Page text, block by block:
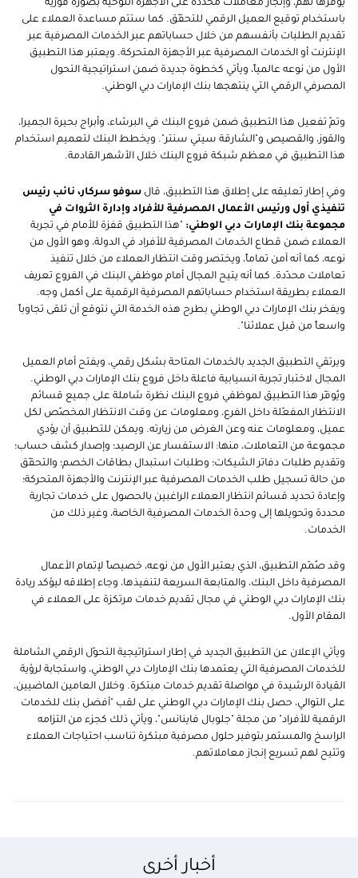
يوفرها لهم، وإنجاز معاملات محدّدة على الأجهزة اللوحية بصورة فورية
باستخدام توقيع العميل الرقمي للتحقّق. كما ستتم مساعدة العملاء على
تقديم الطلبات بأنفسهم من خلال حساباتهم عبر الخدمات المصرفية عبر
الإنترنت أو الخدمات المصرفية عبر الأجهزة المتحركة. ويعتبر هذا التطبيق
الأول من نوعه عالمياً، ويأتي كخطوة جديدة ضمن استراتيجية التحول
المصرفي الرقمي التي ينتهجها بنك الإمارات دبي الوطني.
وتمّ تفعيل هذا التطبيق ضمن فروع البنك في البرشاء، وأبراج بحيرة الجميرا،
والقوز، والقصيص و"الشارقة سيتي سنتر". ويخطط البنك لتعميم استخدام
هذا التطبيق في معظم شبكة فروع البنك خلال الأشهر القادمة.
وفي إطار تعليقه على إطلاق هذا التطبيق، قال سوفو سركار، نائب رئيس
تنفيذي أول ورئيس الأعمال المصرفية للأفراد وإدارة الثروات في
مجموعة بنك الإمارات دبي الوطني: "هذا التطبيق قفزة للأمام في تجربة
العملاء ضمن قطاع الخدمات المصرفية للأفراد في الدولة، وهو الأول من
نوعه، كما أنه آمن تماماً، ويختصر وقت انتظار العملاء من خلال تنفيذ
تعاملات محدّدة. كما أنه يتيح المجال أمام موظفي البنك في الفروع تعريف
العملاء بطريقة استخدام حساباتهم المصرفية الرقمية على أكمل وجه.
ويفخر بنك الإمارات دبي الوطني بطرح هذه الخدمة التي نتوقع أن تلقى تجاوباً
واسعاً من قبل عملائنا".
ويرتقي التطبيق الجديد بالخدمات المتاحة بشكل رقمي، ويفتح أمام العميل
المجال لاختبار تجربة انسيابية فاعلة داخل فروع بنك الإمارات دبي الوطني.
ويُوفّر هذا التطبيق لموظفي فروع البنك نظرة شاملة على جميع قسائم
الانتظار المفعّلة داخل الفرع، ومعلومات عن وقت الانتظار المخصّص لكل
عميل، ومعلومات عنه وعن الغرض من زيارته. ويمكن للتطبيق أن يؤدي
مجموعة من التعاملات، منها: الاستفسار عن الرصيد؛ وإصدار كشف حساب؛
وتقديم طلبات دفاتر الشيكات؛ وطلبات استبدال بطاقات الخصم؛ والتحقّق
من حالة تسجيل طلب الخدمات المصرفية عبر الإنترنت والأجهزة المتحركة؛
وإعادة تحديد قسائم انتظار العملاء الراغبين بالحصول على خدمات تجارية
محددة وتحويلها إلى وحدة الخدمات المصرفية الخاصة، وغير ذلك من
الخدمات.
وقد صُمّم التطبيق، الذي يعتبر الأول من نوعه، خصيصاً لإتمام الأعمال
المصرفية داخل البنك، والمتابعة السريعة لتنفيذها، وجاء إطلاقه ليؤكد ريادة
بنك الإمارات دبي الوطني في مجال تقديم خدمات مرتكزة على العملاء في
المقام الأول.
ويأتي الإعلان عن التطبيق الجديد في إطار استراتيجية التحوّل الرقمي الشاملة
للخدمات المصرفية التي يعتمدها بنك الإمارات دبي الوطني، واستجابة لرؤية
القيادة الرشيدة في مواصلة تقديم خدمات مبتكرة. وخلال العامين الماضيين،
على التوالي، حصل بنك الإمارات دبي الوطني على لقب "أفضل بنك للخدمات
الرقمية للأفراد" من مجلة "جلوبال فاينانس"، ويأتي ذلك كجزء من التزامه
الراسخ والمستمر بتوفير حلول مصرفية مبتكرة تناسب احتياجات العملاء
وتتيح لهم تسريع إنجاز معاملاتهم.
أخبار أخرى